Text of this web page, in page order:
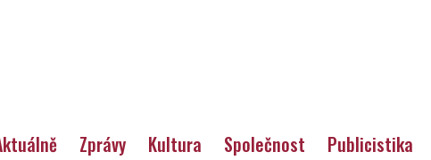
Zprávy Kultura Společnost Publicistika